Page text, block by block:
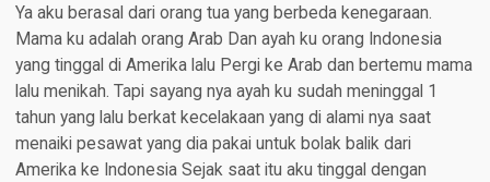
Ya aku berasal dari orang tua yang berbeda kenegaraan.
Mama ku adalah orang Arab Dan ayah ku orang Indonesia
yang tinggal di Amerika lalu Pergi ke Arab dan bertemu mama
lalu menikah. Tapi sayang nya ayah ku sudah meninggal 1
tahun yang lalu berkat kecelakaan yang di alami nya saat
menaiki pesawat yang dia pakai untuk bolak balik dari
Amerika ke Indonesia Sejak saat itu aku tinggal dengan